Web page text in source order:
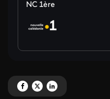
NC 1ère
Partagez 'Le jour d'après' sur
Partagez 'Le jour d'après' sur X
Partagez 'Le jour